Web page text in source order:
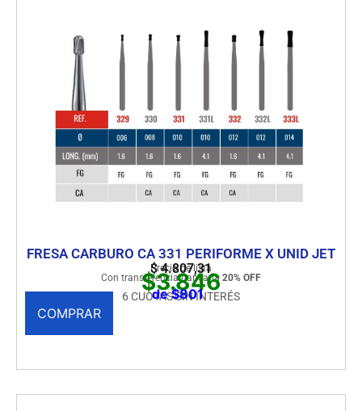
FRESA CARBURO CA 331 PERIFORME X UNID JET
Precio de lista
$4.807,31
Con transferencia bancaria 20% OFF
$3.846
6 CUOTAS SIN INTERÉS
de $801
COMPRAR